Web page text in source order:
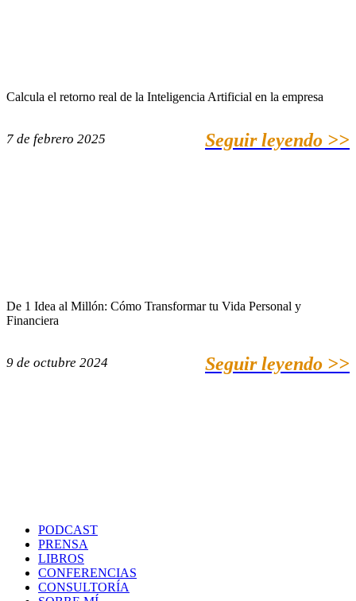
Calcula el retorno real de la Inteligencia Artificial en la empresa
7 de febrero 2025 Seguir leyendo >>
De 1 Idea al Millón: Cómo Transformar tu Vida Personal y
Financiera
9 de octubre 2024 Seguir leyendo >>
PODCAST
PRENSA
LIBROS
CONFERENCIAS
CONSULTORÍA